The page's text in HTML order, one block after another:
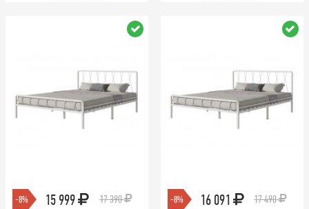
-8% 15 999 17 390 -8% 16 091 17 490